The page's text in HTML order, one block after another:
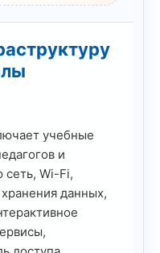
учебные
и
сеть, Wi-Fi,
данных,